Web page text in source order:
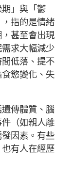
」與「鬱
指的是情緒
甚至會出現
求大幅減少
低落、提不
慾變化、失
傳體質、腦
（如親人離
因素。有些
有人在經歷